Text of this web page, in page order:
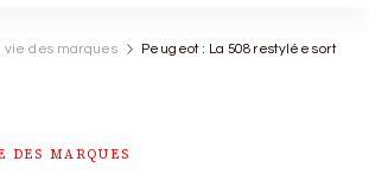
vie des marques
Peugeot : La 508 restylée sort
DES MARQUES